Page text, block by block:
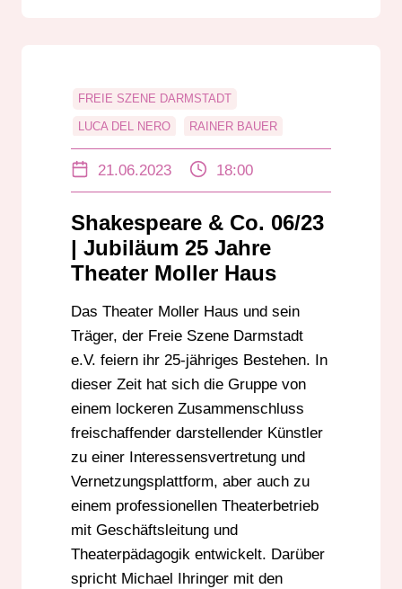
FREIE SZENE DARMSTADT
LUCA DEL NERO RAINER BAUER
21.06.2023 18:00
Shakespeare & Co. 06/23
| Jubiläum 25 Jahre
Theater Moller Haus
Das Theater Moller Haus und sein
Träger, der Freie Szene Darmstadt
e.V. feiern ihr 25-jähriges Bestehen. In
dieser Zeit hat sich die Gruppe von
einem lockeren Zusammenschluss
freischaffender darstellender Künstler
zu einer Interessensvertretung und
Vernetzungsplattform, aber auch zu
einem professionellen Theaterbetrieb
mit Geschäftsleitung und
Theaterpädagogik entwickelt. Darüber
spricht Michael Ihringer mit den